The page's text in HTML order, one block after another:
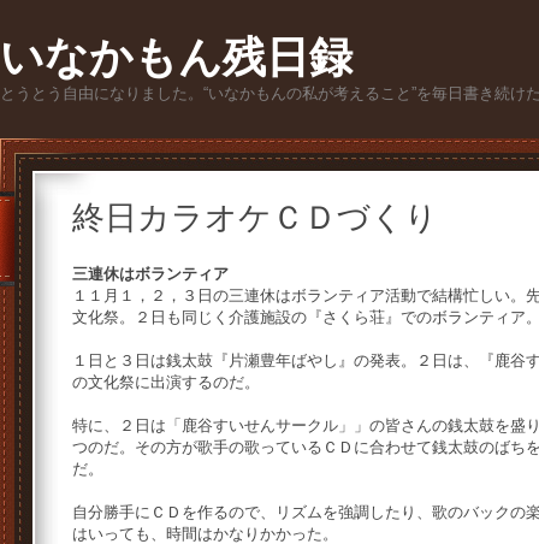
いなかもん残日録
とうとう自由になりました。“いなかもんの私が考えること”を毎日書き続け
終日カラオケＣＤづくり
三連休はボランティア
１１月１，２，３日の三連休はボランティア活動で結構忙しい。
文化祭。２日も同じく介護施設の『さくら荘』でのボランティア
１日と３日は銭太鼓『片瀬豊年ばやし』の発表。２日は、『鹿谷
の文化祭に出演するのだ。
特に、２日は「鹿谷すいせんサークル」」の皆さんの銭太鼓を盛
つのだ。その方が歌手の歌っているＣＤに合わせて銭太鼓のばち
だ。
自分勝手にＣＤを作るので、リズムを強調したり、歌のバックの
はいっても、時間はかなりかかった。